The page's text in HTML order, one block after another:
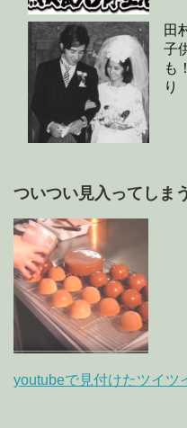
田
子
も
り
ついつい見入ってしま
youtubeで見付けたツイツ